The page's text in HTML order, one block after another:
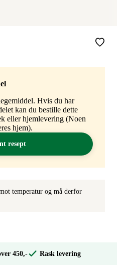
Hvis du har
kan du bestille dette
eller hjemlevering (Noen
hjem).
resept
temperatur og må derfor
450,- Rask levering